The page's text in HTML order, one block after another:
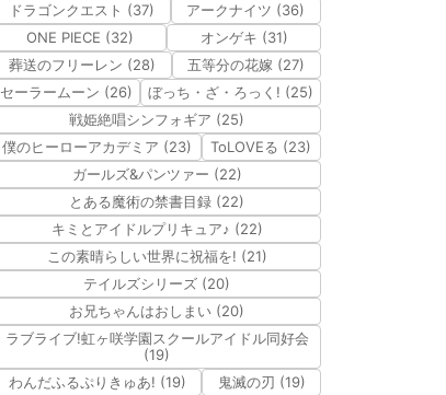
ドラゴンクエスト (37)
アークナイツ (36)
ONE PIECE (32)
オンゲキ (31)
葬送のフリーレン (28)
五等分の花嫁 (27)
セーラームーン (26)
ぼっち・ざ・ろっく! (25)
戦姫絶唱シンフォギア (25)
僕のヒーローアカデミア (23)
ToLOVEる (23)
ガールズ&パンツァー (22)
とある魔術の禁書目録 (22)
キミとアイドルプリキュア♪ (22)
この素晴らしい世界に祝福を! (21)
テイルズシリーズ (20)
お兄ちゃんはおしまい (20)
ラブライブ!虹ヶ咲学園スクールアイドル同好会
(19)
わんだふるぷりきゅあ! (19)
鬼滅の刃 (19)